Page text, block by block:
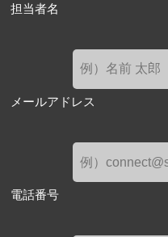
担当者名
メールアドレス
電話番号